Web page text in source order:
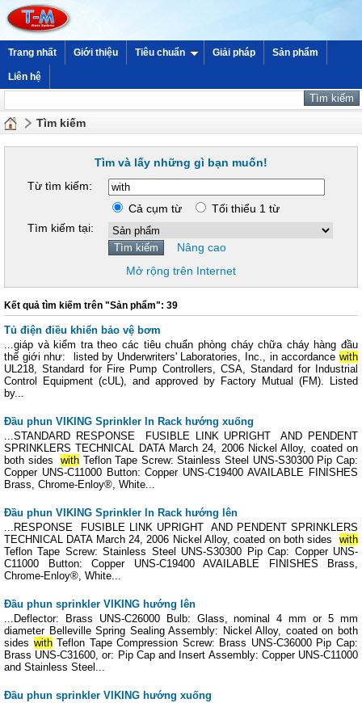
Trang nhất Giới thiệu Tiêu chuẩn Giải pháp Sản phẩm
Liên hệ
Tìm kiếm
Tìm và lấy những gì bạn muốn!
Từ tìm kiếm:
Cả cụm từ
Tối thiểu 1 từ
Tìm kiếm tại:
Nâng cao
Mở rộng trên Internet
Kết quả tìm kiếm trên "Sản phẩm": 39
Tủ điện điều khiển bảo vệ bơm
...giáp và kiểm tra theo các tiêu chuẩn phòng cháy chữa cháy hàng đầu
thế giới như: listed by Underwriters' Laboratories, Inc., in accordance with
UL218, Standard for Fire Pump Controllers, CSA, Standard for Industrial
Control Equipment (cUL), and approved by Factory Mutual (FM). Listed
by...
Đầu phun VIKING Sprinkler ln Rack hướng xuống
...STANDARD RESPONSE FUSIBLE LINK UPRIGHT AND PENDENT
SPRINKLERS TECHNICAL DATA March 24, 2006 Nickel Alloy, coated on
both sides withTeflon Tape Screw: Stainless Steel UNS-S30300 Pip Cap:
Copper UNS-C11000 Button: Copper UNS-C19400 AVAILABLE FINISHES
Brass, Chrome-Enloy®, White...
Đầu phun VIKING Sprinkler ln Rack hướng lên
...RESPONSE FUSIBLE LINK UPRIGHT AND PENDENT SPRINKLERS
TECHNICAL DATA March 24, 2006 Nickel Alloy, coated on both sides with
Teflon Tape Screw: Stainless Steel UNS-S30300 Pip Cap: Copper UNS-
C11000 Button: Copper UNS-C19400 AVAILABLE FINISHES Brass,
Chrome-Enloy®, White...
Đầu phun sprinkler VIKING hướng lên
...Deflector: Brass UNS-C26000 Bulb: Glass, nominal 4 mm or 5 mm
diameter Belleville Spring Sealing Assembly: Nickel Alloy, coated on both
sides withTeflon Tape Compression Screw: Brass UNS-C36000 Pip Cap:
Brass UNS-C31600, or: Pip Cap and Insert Assembly: Copper UNS-C11000
and Stainless Steel...
Đầu phun sprinkler VIKING hướng xuống